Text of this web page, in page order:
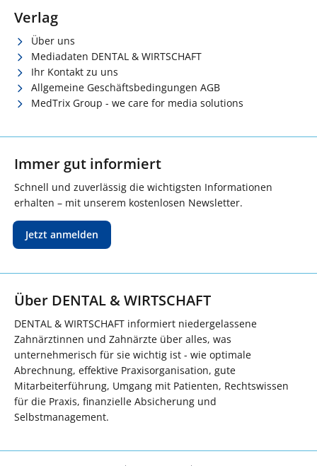
Verlag
Über uns
Mediadaten DENTAL & WIRTSCHAFT
Ihr Kontakt zu uns
Allgemeine Geschäftsbedingungen AGB
MedTrix Group - we care for media solutions
Immer gut informiert
Schnell und zuverlässig die wichtigsten Informationen
erhalten – mit unserem kostenlosen Newsletter.
Jetzt anmelden
Über DENTAL & WIRTSCHAFT
DENTAL & WIRTSCHAFT informiert niedergelassene
Zahnärztinnen und Zahnärzte über alles, was
unternehmerisch für sie wichtig ist - wie optimale
Abrechnung, effektive Praxisorganisation, gute
Mitarbeiterführung, Umgang mit Patienten, Rechtswissen
für die Praxis, finanzielle Absicherung und
Selbstmanagement.